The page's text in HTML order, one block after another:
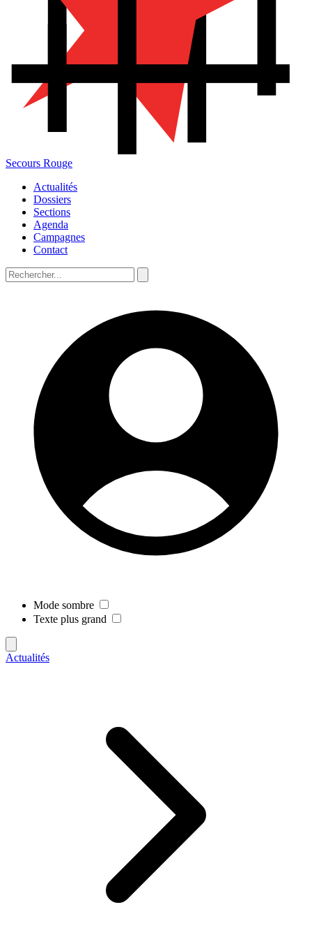
Secours Rouge
Actualités
Dossiers
Sections
Agenda
Campagnes
Contact
Mode sombre
Texte plus grand
Actualités